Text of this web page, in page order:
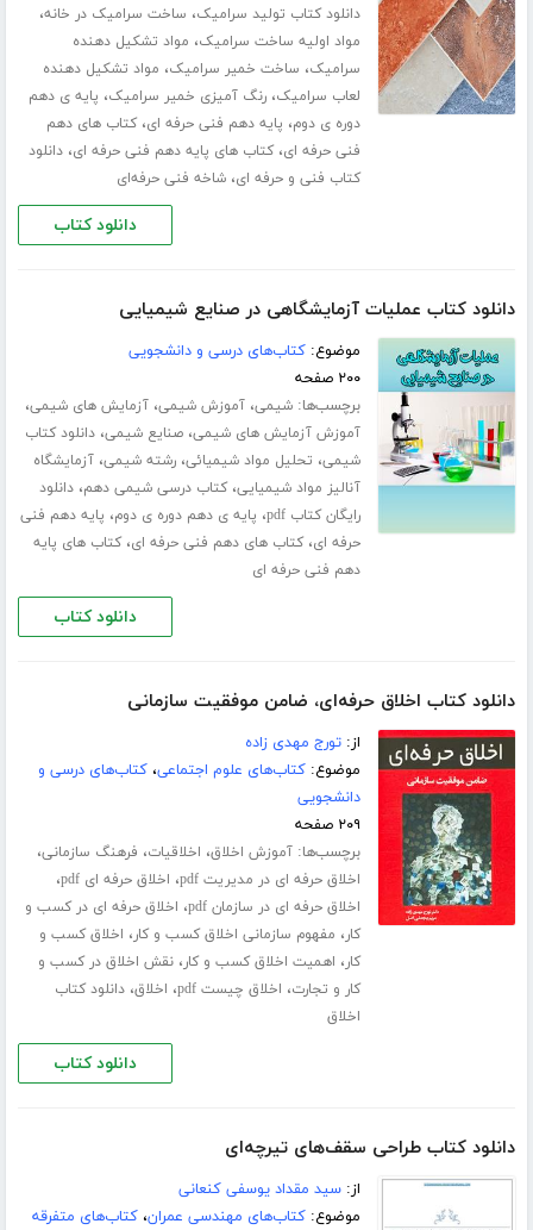
دانلود کتاب تولید سرامیک، ساخت سرامیک در خانه،
مواد اولیه ساخت سرامیک، مواد تشکیل دهنده
سرامیک، ساخت خمیر سرامیک، مواد تشکیل دهنده
لعاب سرامیک،رنگ آمیزی خمیر سرامیک، پایه ی دهم
دوره ی دوم، پایه دهم فنی حرفه ای،کتاب های دهم
فنی حرفه ای،کتاب های پایه دهم فنی حرفه ای،دانلود
کتاب فنی و حرفه ای،شاخه فنی حرفه‌ای
دانلود کتاب
دانلود کتاب عملیات آزمایشگاهی در صنایع شیمیایی
موضوع:کتاب‌های درسی و دانشجویی
۲۰۰ صفحه
برچسب‌ها:شیمی،آموزش شیمی،آزمایش های شیمی،
آموزش آزمایش های شیمی،صنایع شیمی،دانلود کتاب
شیمی، تحلیل مواد شیمیائی،رشته شیمی،آزمایشگاه
آنالیز مواد شیمیایی،کتاب درسی شیمی دهم،دانلود
رایگان کتاب pdf
، پایه ی دهم دوره ی دوم، پایه دهم فنی
حرفه ای،کتاب های دهم فنی حرفه ای،کتاب های پایه
دهم فنی حرفه ای
دانلود کتاب
دانلود کتاب اخلاق حرفه‌ای، ضامن موفقیت سازمانی
از:تورج مهدی زاده
موضوع:کتاب‌های علوم اجتماعی،کتاب‌های درسی و
دانشجویی
۲۰۹ صفحه
برچسب‌ها:آموزش اخلاق، اخلاقیات، فرهنگ سازمانی،
اخلاق حرفه ای در مدیریت pdf ، اخلاق حرفه ای pdf ،
اخلاق حرفه ای در سازمان pdf ، اخلاق حرفه ای در کسب و
کار، مفهوم سازمانی اخلاق کسب و کار، اخلاق کسب و
کار، اهمیت اخلاق کسب و کار،نقش اخلاق در کسب و
کار و تجارت، اخلاق چیست pdf ، اخلاق،دانلود کتاب
اخلاق
دانلود کتاب
دانلود کتاب طراحی سقف‌های تیرچه‌ای
از:سید مقداد یوسفی کنعانی
موضوع:کتاب‌های مهندسی عمران،کتاب‌های متفرقه